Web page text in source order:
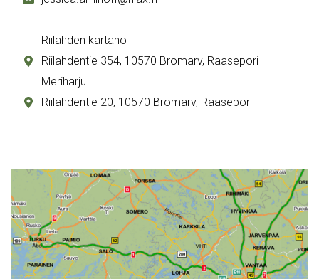
Riilahden kartano
Riilahdentie 354, 10570 Bromarv, Raasepori
Meriharju
Riilahdentie 20, 10570 Bromarv, Raasepori